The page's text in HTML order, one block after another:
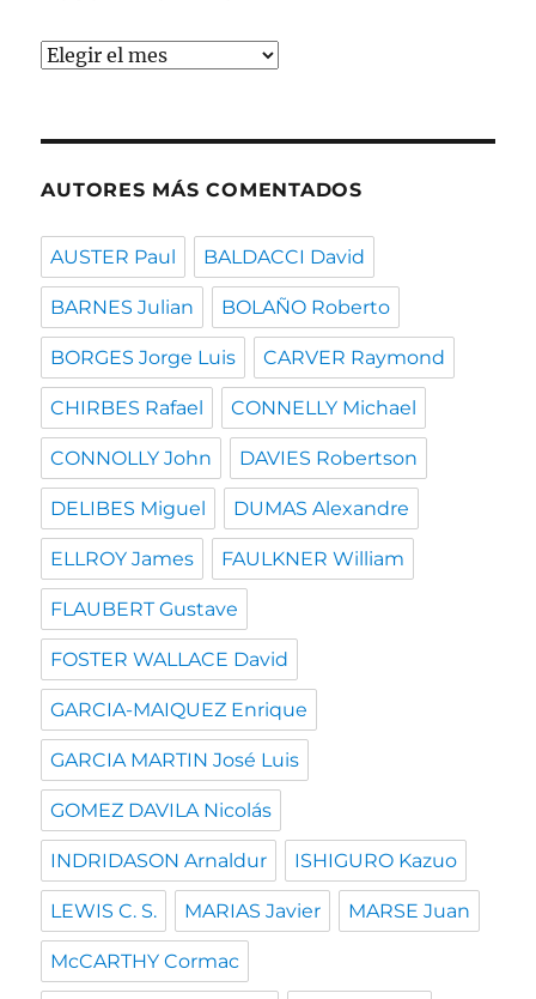
Buscar
AUTORES MÁS COMENTADOS
AUSTER Paul BALDACCI David
BARNES Julian BOLAÑO Roberto
BORGES Jorge Luis CARVER Raymond
CHIRBES Rafael CONNELLY Michael
CONNOLLY John DAVIES Robertson
DELIBES Miguel DUMAS Alexandre
ELLROY James FAULKNER William
FLAUBERT Gustave
FOSTER WALLACE David
GARCIA-MAIQUEZ Enrique
GARCIA MARTIN José Luis
GOMEZ DAVILA Nicolás
INDRIDASON Arnaldur ISHIGURO Kazuo
LEWIS C. S. MARIAS Javier MARSE Juan
McCARTHY Cormac